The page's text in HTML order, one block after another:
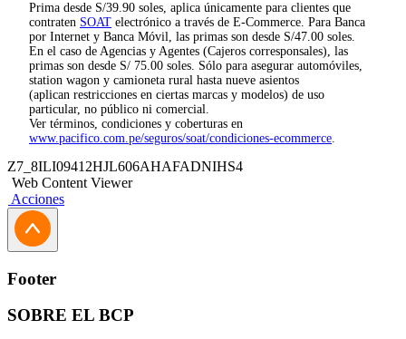
Prima desde S/39.90 soles, aplica únicamente para clientes que
contraten SOAT electrónico a través de E-Commerce. Para Banca
por Internet y Banca Móvil, las primas son desde S/47.00 soles.
En el caso de Agencias y Agentes (Cajeros corresponsales), las
primas son desde S/ 75.00 soles. Sólo para asegurar automóviles,
station wagon y camioneta rural hasta nueve asientos
(aplican restricciones en ciertas marcas y modelos) de uso
particular, no público ni comercial.
Ver términos, condiciones y coberturas en
www.pacifico.com.pe/seguros/soat/condiciones-ecommerce.
Z7_8ILI09412HJL606AHAFADNIHS4
Web Content Viewer
Acciones
Footer
SOBRE EL BCP